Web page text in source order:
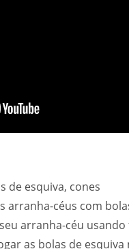
de esquiva, cones
arranha-céus com
arranha-céu
as bolas de